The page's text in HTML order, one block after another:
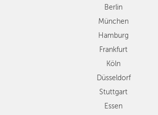
Düsseldorf
Stuttgart
Essen
Dresden
Nürnberg
Wien
Zürich
Berlin
München
Hamburg
Frankfurt
Köln
Düsseldorf
Stuttgart
Essen